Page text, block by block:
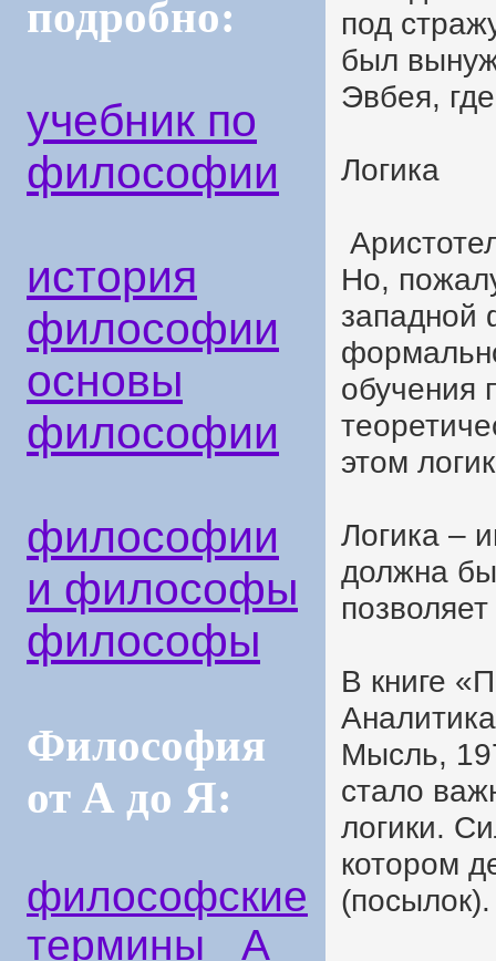
подробно:
учебник по
философии
история
философии
основы
философии
философии
и философы
философы
Философия
от А до Я:
философские
термины А
под
был
Эвбея,
Логика
Но,
западной
обучения
этом
Логика –
должна
В книге
Мысль,
стало
логики.
котором
(посылок).